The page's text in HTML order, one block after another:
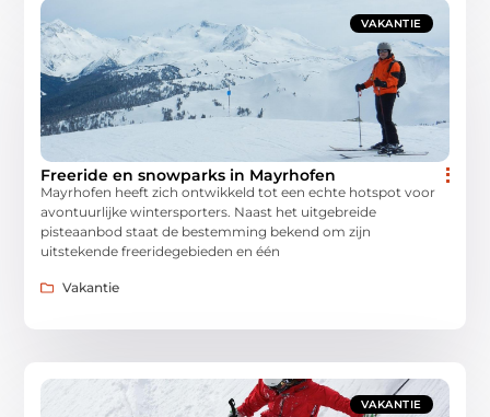
VAKANTIE
Freeride en snowparks in Mayrhofen
Mayrhofen heeft zich ontwikkeld tot een echte hotspot voor
avontuurlijke wintersporters. Naast het uitgebreide
pisteaanbod staat de bestemming bekend om zijn
uitstekende freeridegebieden en één
Vakantie
VAKANTIE